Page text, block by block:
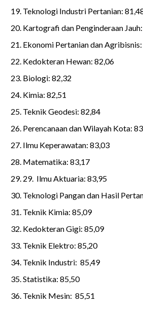
Teknologi Industri Pertanian:
Kartografi dan Penginderaan
Ekonomi Pertanian dan
Kedokteran Hewan: 82,06
Biologi: 82,32
Kimia: 82,51
Teknik Geodesi: 82,84
Perencanaan dan Wilayah Kota:
Ilmu Keperawatan: 83,03
Matematika: 83,17
29. Ilmu Aktuaria: 83,95
Teknologi Pangan dan Hasil
Teknik Kimia: 85,09
Kedokteran Gigi: 85,09
Teknik Elektro: 85,20
Teknik Industri: 85,49
Statistika: 85,50
Teknik Mesin: 85,51